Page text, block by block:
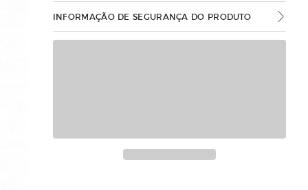
INFORMAÇÃO DE SEGURANÇA DO PRODUTO